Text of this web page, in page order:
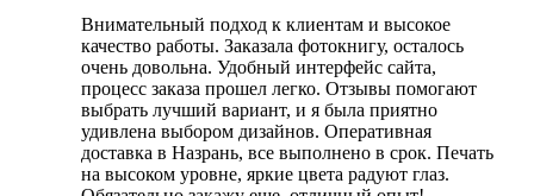
Внимательный подход к клиентам и высокое
качество работы. Заказала фотокнигу, осталось
очень довольна. Удобный интерфейс сайта,
процесс заказа прошел легко. Отзывы помогают
выбрать лучший вариант, и я была приятно
удивлена выбором дизайнов. Оперативная
доставка в Назрань, все выполнено в срок. Печать
на высоком уровне, яркие цвета радуют глаз.